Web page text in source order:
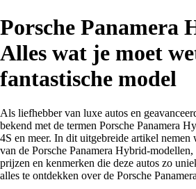
Porsche Panamera
Alles wat je moet
fantastische model
Als liefhebber van luxe autos en
bekend met de termen Porsche Panamera
4S en meer. In dit uitgebreide artikel nemen
van de Porsche Panamera Hybrid-
prijzen en kenmerken die deze autos zo
alles te ontdekken over de Porsche